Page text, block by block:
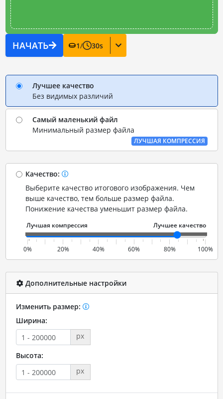
НАЧАТЬ 1/ 30s
Лучшее качество
Без видимых различий
Самый маленький файл
Минимальный размер файла
ЛУЧШАЯ КОМПРЕССИЯ
Качество:
Выберите качество итогового изображения. Чем
выше качество, тем больше размер файла.
Понижение качества уменьшит размер файла.
0% 20% 40% 60% 80% 100%
Дополнительные настройки
Изменить размер:
Ширина:
px
Высота:
px